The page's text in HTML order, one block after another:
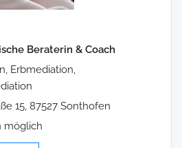
Beraterin & Coach
Erbmediation,
15, 87527 Sonthofen
möglich